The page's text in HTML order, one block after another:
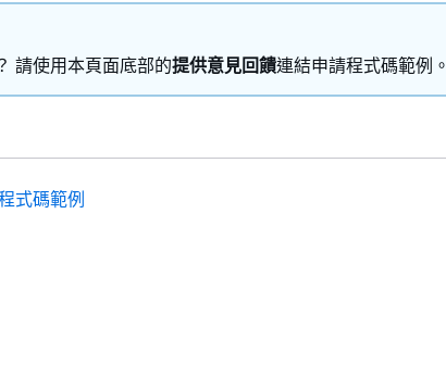
請使用本頁面底部的提供意見回饋連結申請程式碼範例。
式碼範例